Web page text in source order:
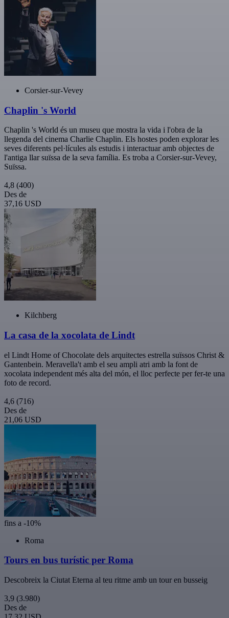
Corsier-sur-Vevey
Chaplin 's World
Chaplin 's World és un museu que mostra la vida i l'obra de la
llegenda del cinema Charlie Chaplin. Els hostes poden explorar les
seves diferents pel·lícules als estudis i interactuar amb objectes de
l'antiga llar suïssa de la seva família. Es troba a Corsier-sur-Vevey,
Suïssa.
4,8 (400)
Des de
37,16 USD
Kilchberg
La casa de la xocolata de Lindt
el Lindt Home of Chocolate dels arquitectes estrella suïssos Christ &
Gantenbein. Meravella't amb el seu ampli atri amb la font de
xocolata independent més alta del món, el lloc perfecte per fer-te una
foto de record.
4,6 (716)
Des de
21,06 USD
fins a -10%
Roma
Tours en bus turístic per Roma
Descobreix la Ciutat Eterna al teu ritme amb un tour en busseig
3,9 (3.980)
Des de